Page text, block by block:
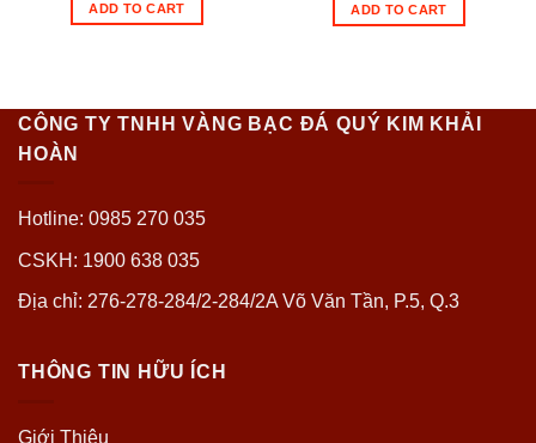
ADD TO CART ADD TO CART
CÔNG TY TNHH VÀNG BẠC ĐÁ QUÝ KIM KHẢI
HOÀN
Hotline: 0985 270 035
CSKH: 1900 638 035
Địa chỉ: 276-278-284/2-284/2A Võ Văn Tần, P.5, Q.3
THÔNG TIN HỮU ÍCH
Giới Thiệu